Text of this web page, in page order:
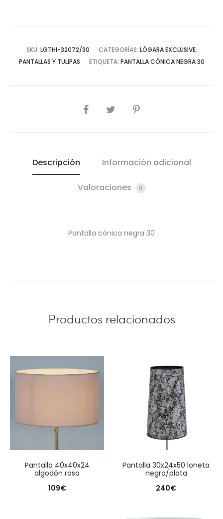
SKU: LGTHI-32072/30 CATEGORÍAS: LÓGARA EXCLUSIVE,
PANTALLAS Y TULIPAS
ETIQUETA: PANTALLA CÓNICA NEGRA 30
COMPARTIR
Descripción Información adicional
Valoraciones 0
Pantalla cónica negra 30
Productos relacionados
pantalla 40x40x24
algodón rosa
109€
pantalla 30x24x50 loneta
negro/plata
240€